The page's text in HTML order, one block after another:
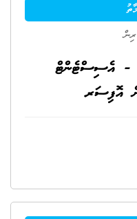
- އެސިސްޓެންޓް
އޮފިސަރ